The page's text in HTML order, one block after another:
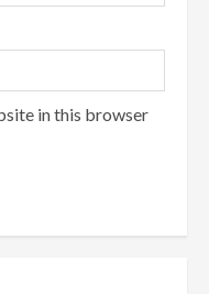
in this browser